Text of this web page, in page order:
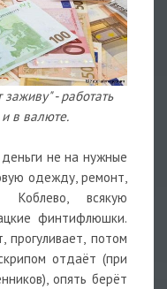
- работать
в валюте.
не на нужные
одежду, ремонт,
всякую
финтифлюшки.
потом
отдаёт (при
опять берёт